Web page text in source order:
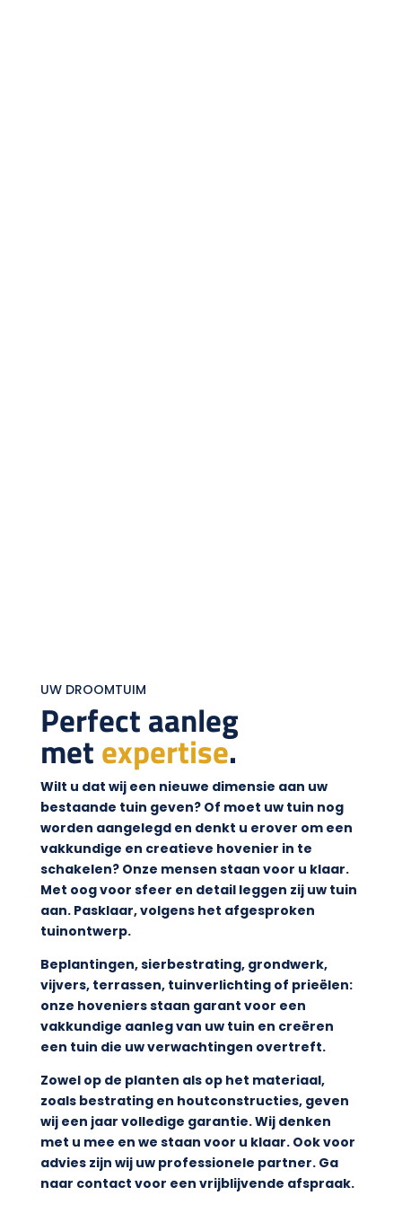
UW DROOMTUIM
Perfect aanleg
metexpertise.
Wilt u dat wij een nieuwe dimensie aan uw
bestaande tuin geven? Of moet uw tuin nog
worden aangelegd en denkt u erover om een
vakkundige en creatieve hovenier in te
schakelen? Onze mensen staan voor u klaar.
Met oog voor sfeer en detail leggen zij uw tuin
aan. Pasklaar, volgens het afgesproken
tuinontwerp.
Beplantingen, sierbestrating, grondwerk,
vijvers, terrassen, tuinverlichting of prieëlen:
onze hoveniers staan garant voor een
vakkundige aanleg van uw tuin en creëren
een tuin die uw verwachtingen overtreft.
Zowel op de planten als op het materiaal,
zoals bestrating en houtconstructies, geven
wij een jaar volledige garantie. Wij denken
met u mee en we staan voor u klaar. Ook voor
advies zijn wij uw professionele partner. Ga
naar contact voor een vrijblijvende afspraak.